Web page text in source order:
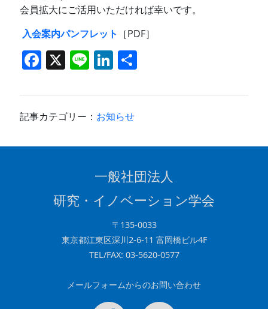
会員拡大にご活用いただければ幸いです。
入会案内パンフレット ［PDF］
F
c
e
X Li
e
Li
k
e
記事カテゴリー： お知らせ
一般社団法人
研究・イノベーション学会
〒135-0033
東京都江東区深川2-6-11 富岡橋ビル4F
TEL/FAX: 03-5620-0577
メールフォームからのお問い合わせ